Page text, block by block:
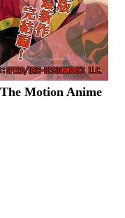
Motion Anime